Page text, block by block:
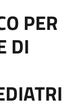
PER
DI